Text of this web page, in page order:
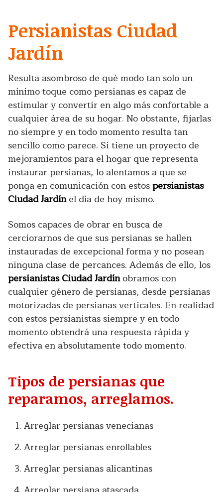
Persianistas Ciudad
Jardín
Resulta asombroso de qué modo tan solo un
mínimo toque como persianas es capaz de
estimular y convertir en algo más confortable a
cualquier área de su hogar. No obstante, fijarlas
no siempre y en todo momento resulta tan
sencillo como parece. Si tiene un proyecto de
mejoramientos para el hogar que representa
instaurar persianas, lo alentamos a que se
ponga en comunicación con estospersianistas
Ciudad Jardínel día de hoy mismo.
Somos capaces de obrar en busca de
cerciorarnos de que sus persianas se hallen
instauradas de excepcional forma y no posean
ninguna clase de percances. Además de ello, los
persianistas Ciudad Jardínobramos con
cualquier género de persianas, desde persianas
motorizadas de persianas verticales. En realidad
con estos persianistas siempre y en todo
momento obtendrá una respuesta rápida y
efectiva en absolutamente todo momento.
Tipos de persianas que
reparamos, arreglamos.
Arreglar persianas venecianas
Arreglar persianas enrollables
Arreglar persianas alicantinas